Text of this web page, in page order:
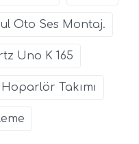
Oto Ses Montaj.
Uno K 165
Hoparlör Takımı